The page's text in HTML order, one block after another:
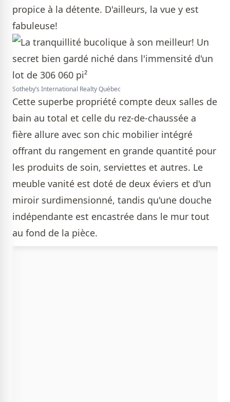
propice à la détente. D'ailleurs, la vue y est
fabuleuse!
Sotheby’s International Realty Québec
Cette superbe propriété compte deux salles de
bain au total et celle du rez-de-chaussée a
fière allure avec son chic mobilier intégré
offrant du rangement en grande quantité pour
les produits de soin, serviettes et autres. Le
meuble vanité est doté de deux éviers et d'un
miroir surdimensionné, tandis qu'une douche
indépendante est encastrée dans le mur tout
au fond de la pièce.